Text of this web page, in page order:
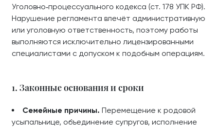
Уголовно‑процессуального кодекса (ст. 178 УПК РФ).
Нарушение регламента влечёт административную
или уголовную ответственность, поэтому работы
выполняются исключительно лицензированными
специалистами с допуском к подобным операциям.
1. Законные основания и сроки
Семейные причины. Перемещение к родовой
усыпальнице, объединение супругов, исполнение